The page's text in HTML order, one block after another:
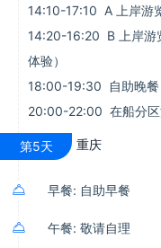
14:10-17:10 A 上岸游
14:20-16:20 B 上岸游
体验）
18:00-19:30 自助晚餐
20:00-22:00 在船分区
第5天 重庆
 早餐: 自助早餐
 午餐: 敬请自理